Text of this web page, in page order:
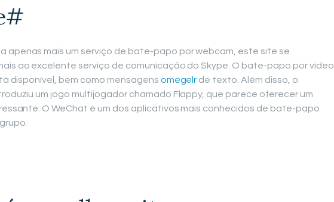
apenas mais um serviço de bate-papo por webcam, este site se
ao excelente serviço de comunicação do Skype. O bate-papo por vídeo
disponível, bem como mensagens omegelr de texto. Além disso, o
um jogo multijogador chamado Flappy, que parece oferecer um
O WeChat é um dos aplicativos mais conhecidos de bate-papo